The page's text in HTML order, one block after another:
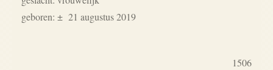
geboren: ± 21 augustus 2019
1506